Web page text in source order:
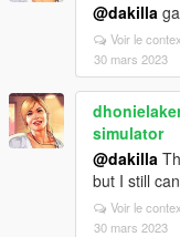
@dakilla
Voir le
30 mars 2023
simulator
@dakilla
but I still
Voir le
30 mars 2023